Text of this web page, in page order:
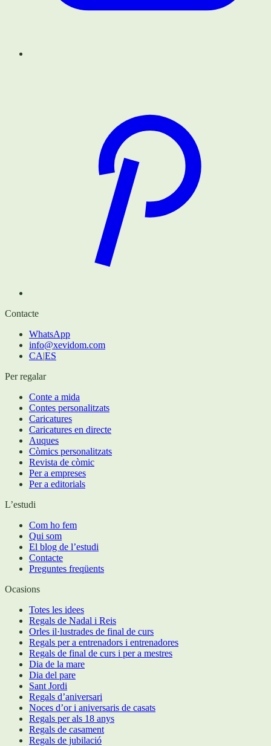
Contacte
WhatsApp
info@xevidom.com
CA|ES
Per regalar
Conte a mida
Contes personalitzats
Caricatures
Caricatures en directe
Auques
Còmics personalitzats
Revista de còmic
Per a empreses
Per a editorials
L’estudi
Com ho fem
Qui som
El blog de l’estudi
Contacte
Preguntes freqüents
Ocasions
Totes les idees
Regals de Nadal i Reis
Orles il·lustrades de final de curs
Regals per a entrenadors i entrenadores
Regals de final de curs i per a mestres
Dia de la mare
Dia del pare
Sant Jordi
Regals d’aniversari
Noces d’or i aniversaris de casats
Regals per als 18 anys
Regals de casament
Regals de jubilació